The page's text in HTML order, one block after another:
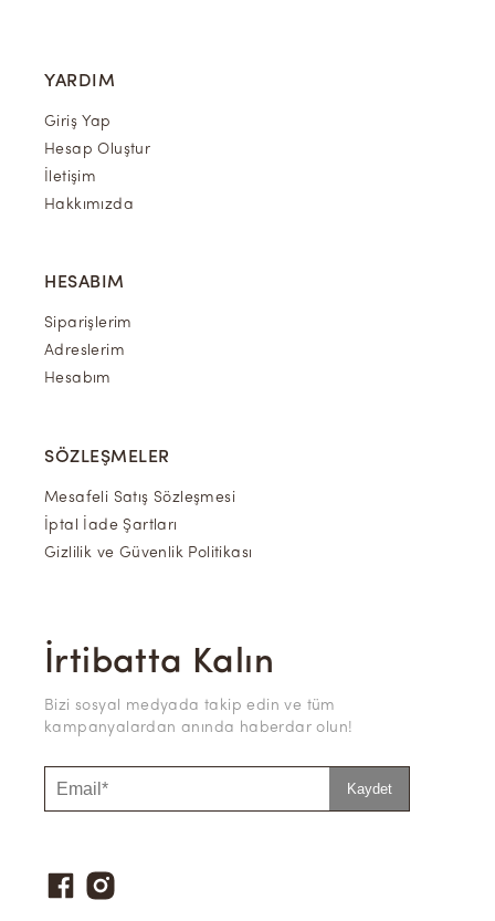
YARDIM
Giriş Yap
Hesap Oluştur
İletişim
Hakkımızda
HESABIM
Siparişlerim
Adreslerim
Hesabım
SÖZLEŞMELER
Mesafeli Satış Sözleşmesi
İptal İade Şartları
Gizlilik ve Güvenlik Politikası
İrtibatta Kalın
Bizi sosyal medyada takip edin ve tüm
kampanyalardan anında haberdar olun!
Kaydet